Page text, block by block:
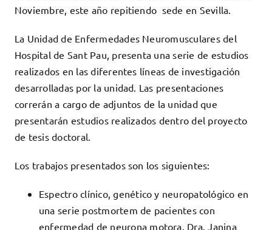
Contacto
Noviembre, este año repitiendo sede en Sevilla.
La Unidad de Enfermedades Neuromusculares del
Hospital de Sant Pau, presenta una serie de estudios
realizados en las diferentes líneas de investigación
desarrolladas por la unidad. Las presentaciones
correrán a cargo de adjuntos de la unidad que
presentarán estudios realizados dentro del proyecto
de tesis doctoral.
Los trabajos presentados son los siguientes:
Espectro clínico, genético y neuropatológico en
una serie postmortem de pacientes con
enfermedad de neurona motora. Dra. Janina